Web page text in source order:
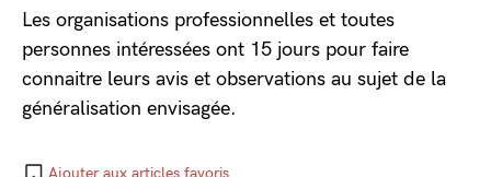
Les organisations professionnelles et toutes
personnes intéressées ont 15 jours pour faire
connaitre leurs avis et observations au sujet de la
généralisation envisagée.
Ajouter aux articles favoris